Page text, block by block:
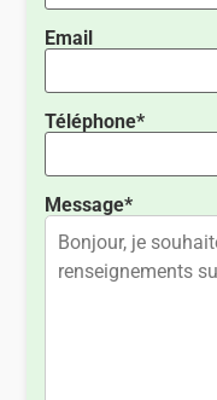
Email
Téléphone*
Message*